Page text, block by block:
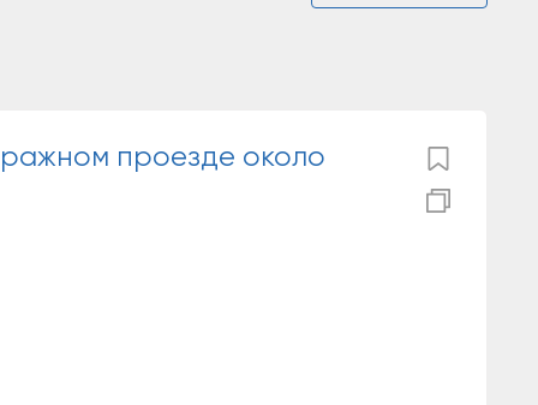
проезде около